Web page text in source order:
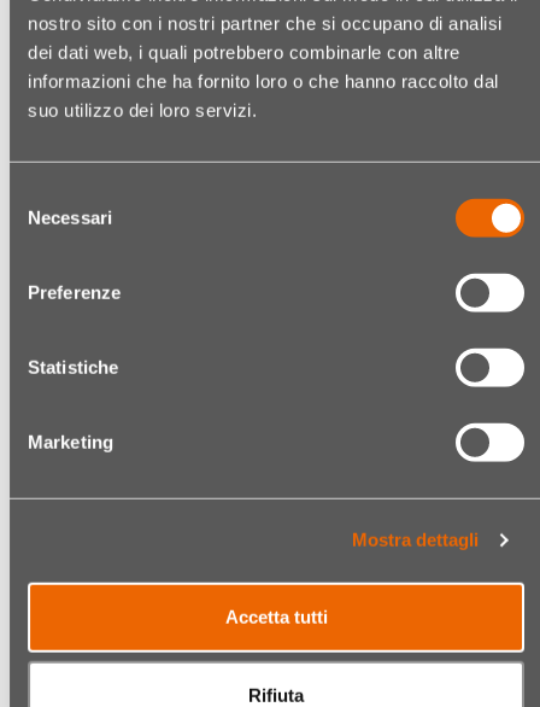
nostro sito con i nostri partner che si occupano di analisi
dei dati web, i quali potrebbero combinarle con altre
informazioni che ha fornito loro o che hanno raccolto dal
suo utilizzo dei loro servizi.
delNecessari
Preferenze
Statistiche
Marketing
Mostra dettagli
Accetta tutti
Rifiuta
KERATINBONDINGS HELL
Kodex:04190932001
(€ 0,42/Unità/Stück)
KERATIN FÄRBIG 50 CM
04190130
bestehen aus indischem Echthaar
mit Bonding in V-Form.
FARBE AUSWAEHLEN